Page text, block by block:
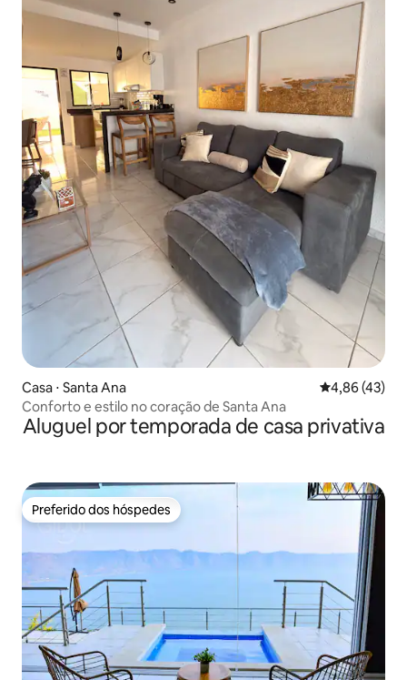
Casa ⋅ Santa Ana 4,86 de uma
4,86 (43)
Conforto e estilo no coração de Santa Ana
Aluguel por temporada de casa privativa
Preferido dos hóspedes
Preferido dos hóspedes